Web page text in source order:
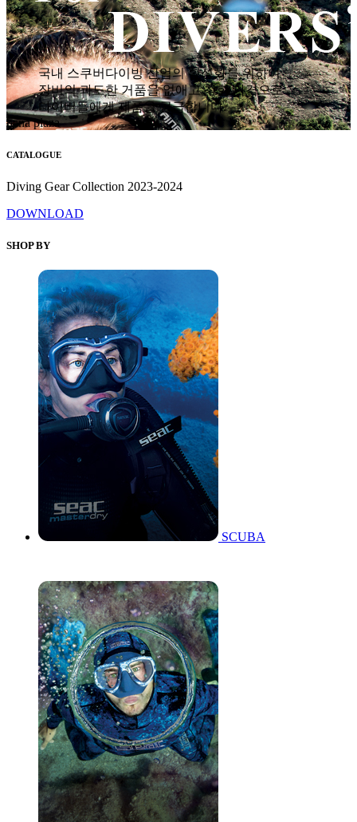
국내 스쿠버다이빙 산업의 활성화를 위하여
장비의 과도한 거품을 없애고 착한 가격으로
다이버들에게 제품을 공급합니다.
hana plaza
CATALOGUE
Diving Gear Collection 2023-2024
DOWNLOAD
SHOP BY
SCUBA